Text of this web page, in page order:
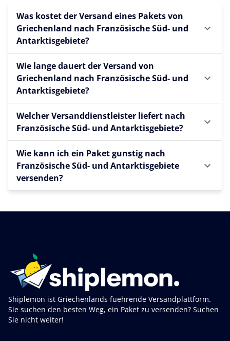
Was kostet der Versand eines Pakets von
Griechenland nach Französische Süd- und
Antarktisgebiete?
Wie lange dauert der Versand von
Griechenland nach Französische Süd- und
Antarktisgebiete?
Welcher Versanddienstleister liefert nach
Französische Süd- und Antarktisgebiete?
Wie kann ich ein Paket gunstig nach
Französische Süd- und Antarktisgebiete
versenden?
Shiplemon ist Griechenlands fuehrende Versandplattform.
Sie suchen den besten Weg, ein Paket zu versenden? Suchen
Sie nicht weiter!